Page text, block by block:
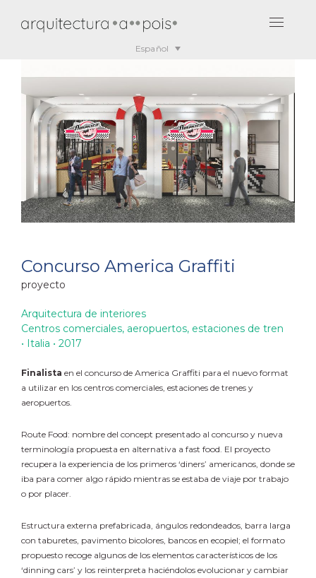
Español
Concurso America Graffiti
proyecto
Arquitectura de interiores
Centros comerciales, aeropuertos, estaciones de tren
• Italia • 2017
Finalista en el concurso de America Graffiti para el nuevo format
a utilizar en los centros comerciales, estaciones de trenes y
aeropuertos.
Route Food: nombre del concept presentado al concurso y nueva
terminología propuesta en alternativa a fast food. El proyecto
recupera la experiencia de los primeros ‘diners’ americanos, donde se
iba para comer algo rápido mientras se estaba de viaje por trabajo
o por placer.
Estructura externa prefabricada, ángulos redondeados, barra larga
con taburetes, pavimento bicolores, bancos en ecopiel; el formato
propuesto recoge algunos de los elementos característicos de los
‘dinning cars’ y los reinterpreta haciéndolos evolucionar y cambiar